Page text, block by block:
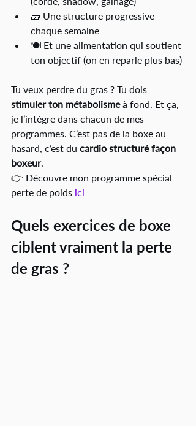
🧱 Une structure progressive
chaque semaine
🍽️ Et une alimentation qui soutient
ton objectif (on en reparle plus bas)
Tu veux perdre du gras ? Tu dois
stimuler ton métabolisme à fond. Et ça,
je l’intègre dans chacun de mes
programmes. C’est pas de la boxe au
hasard, c’est du cardio structuré façon
boxeur.
👉 Découvre mon programme spécial
perte de poids ici
Quels exercices de boxe
ciblent vraiment la perte
de gras ?